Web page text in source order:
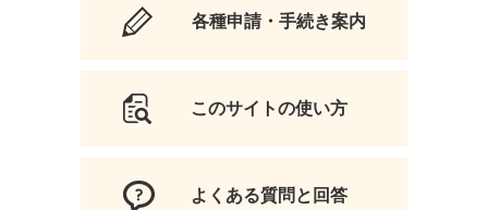
各種申請・手続き案内
このサイトの使い方
よくある質問と回答